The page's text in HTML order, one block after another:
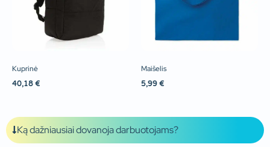
Kuprinė
40,18 €
Maišelis
5,99 €
Ką dažniausiai dovanoja darbuotojams?